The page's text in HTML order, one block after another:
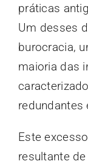
práticas
Um desses
burocracia,
maioria das
redundantes
Este
resultante